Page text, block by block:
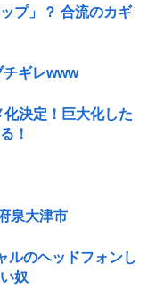
プ」？ 合流のカギ
チギレwww
化決定！巨大化した
！
泉大津市
ルのヘッドフォンし
奴